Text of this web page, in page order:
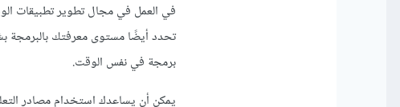
تحدد أيضًا مستوى معرفتك بالبرمجة
برمجة في نفس الوقت.
يمكن أن يساعدك استخدام مصادر